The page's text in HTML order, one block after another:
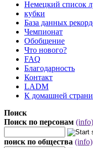
Немецкий список
кубки
База данных
Чемпионат
Обобщение
Что нового?
FAQ
Благодарность
Контакт
LADM
К домашней
Поиск
Поиск по персонам (info)
поиск по общества (info)